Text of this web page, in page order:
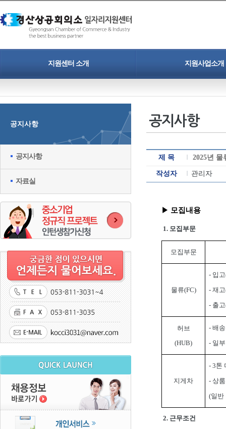
지원센터 소개 지원사업소개
찾아오시는길 인력채용 홍보지원
공지사항
공지사항
자료실
공지사항
제 목 2025년
작성자 관리자
▶ 모집내용
1. 모집부문
모집부문
물류(FC)
- 입고
- 재고
- 출고
허브
(HUB)
- 배
- 일
지게차
- 3톤
- 상
(일반
2. 근무조건